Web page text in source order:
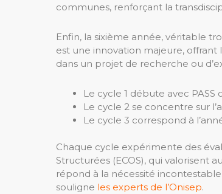
communes, renforçant la
Enfin, la sixième année, véritable
est une innovation majeure, offrant
dans un projet de recherche ou
Le cycle 1 débute avec PASS
Le cycle 2 se concentre sur
Le cycle 3 correspond à
Chaque cycle expérimente des
Structurées (ECOS), qui valorisent
répond à la nécessité
souligne les experts de l’Onisep.